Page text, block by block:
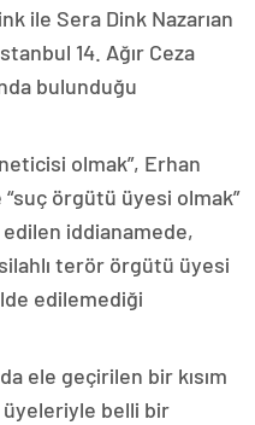
ile Sera Dink Nazarıan
14. Ağır Ceza
bulunduğu
olmak”, Erhan
“suç örgütü üyesi olmak”
edilen iddianamede,
terör örgütü üyesi
edilemediği
ele geçirilen bir kısım
belli bir